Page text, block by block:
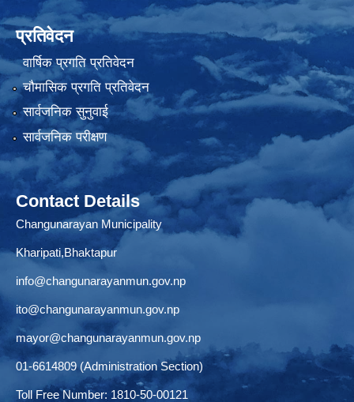
प्रतिवेदन
वार्षिक प्रगति प्रतिवेदन
चौमासिक प्रगति प्रतिवेदन
सार्वजनिक सुनुवाई
सार्वजनिक परीक्षण
Contact Details
Changunarayan Municipality
Kharipati,Bhaktapur
info@changunarayanmun.gov.np
ito@changunarayanmun.gov.np
mayor@changunarayanmun.gov.np
01-6614809 (Administration Section)
Toll Free Number: 1810-50-00121